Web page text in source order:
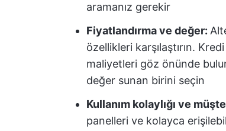
aramanız gerekir
Fiyatlandırma ve değer:
özellikleri karşılaştırın.
maliyetleri göz önünde
değer sunan birini seçin
Kullanım kolaylığı ve
panelleri ve kolayca